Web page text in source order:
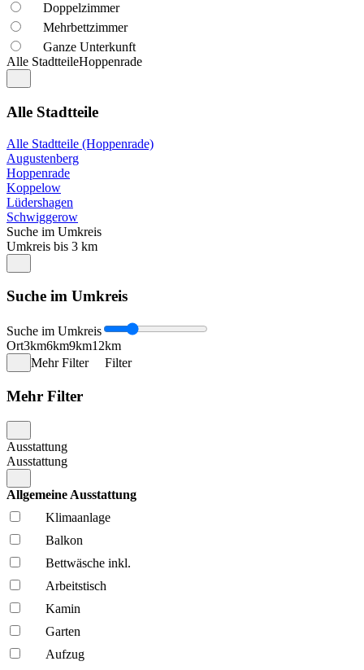
Doppelzimmer
Mehrbettzimmer
Ganze Unterkunft
Alle StadtteileHoppenrade
Alle Stadtteile
Alle Stadtteile (Hoppenrade)
Augustenberg
Hoppenrade
Koppelow
Lüdershagen
Schwiggerow
Suche im Umkreis
Umkreis bis 3 km
Suche im Umkreis
Suche im Umkreis
Ort3km6km9km12km
Mehr Filter
Filter
Mehr Filter
Ausstattung
Ausstattung
Allgemeine Ausstattung
Klima­anlage
Balkon
Bettwäsche inkl.
Arbeitstisch
Kamin
Garten
Aufzug